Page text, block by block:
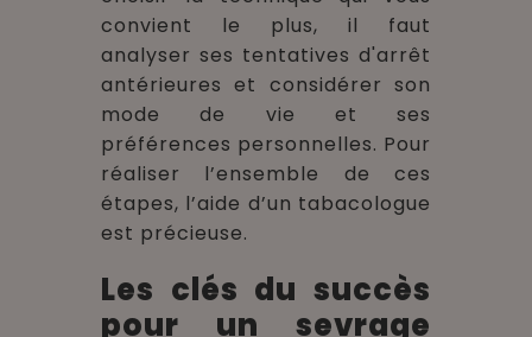
convient le plus, il faut
analyser ses tentatives d'arrêt
antérieures et considérer son
mode de vie et ses
préférences personnelles. Pour
réaliser l’ensemble de ces
étapes, l’aide d’un tabacologue
est précieuse.
Les clés du succès
pour un sevrage